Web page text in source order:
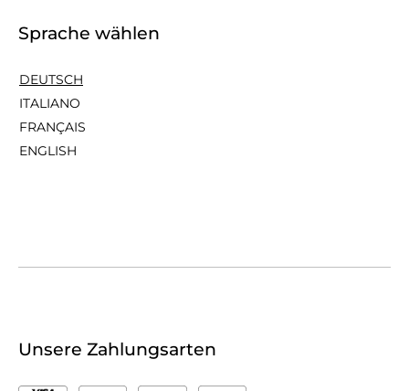
Sprache wählen
DEUTSCH
ITALIANO
FRANÇAIS
ENGLISH
Unsere Zahlungsarten